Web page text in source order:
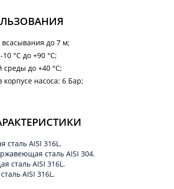
до 7 м;
°C до +90 °C;
до +40 °C;
насоса: 6 Бар;
AISI 316L.
сталь AISI 304.
сталь AISI 316L.
AISI 316L.